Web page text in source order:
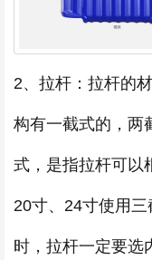
2、拉杆：拉杆的
构有一截式的，两
式，是指拉杆可以
20寸、24寸使用
时，拉杆一定要选